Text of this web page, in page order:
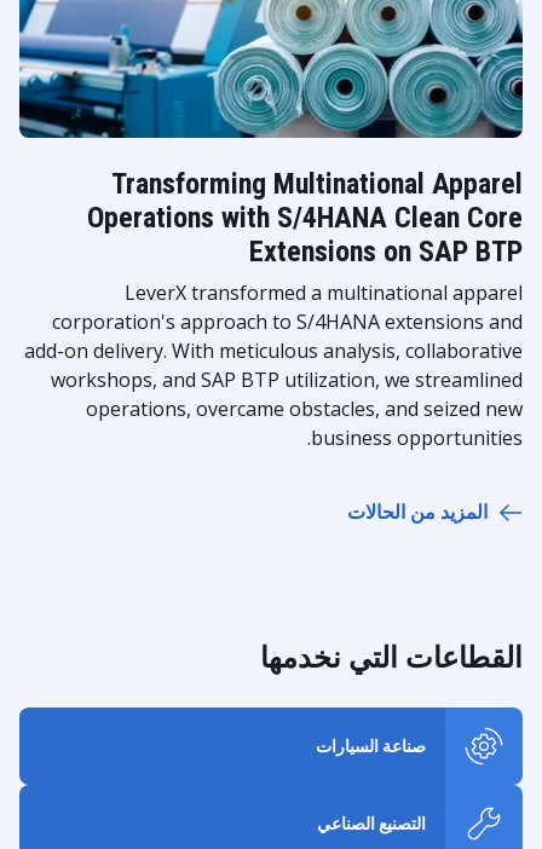
Transforming Multinational Apparel
Operations with S/4HANA Clean Core
Extensions on SAP BTP
LeverX transformed a multinational apparel
corporation's approach to S/4HANA extensions and
add-on delivery. With meticulous analysis, collaborative
workshops, and SAP BTP utilization, we streamlined
operations, overcame obstacles, and seized new
business opportunities.
المزيد من الحالات
القطاعات التي نخدمها
صناعة السيارات
التصنيع الصناعي